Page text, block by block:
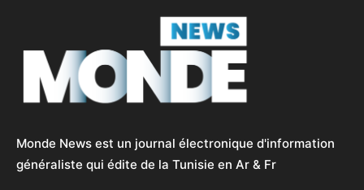
Monde News est un journal électronique d'information
généraliste qui édite de la Tunisie en Ar & Fr